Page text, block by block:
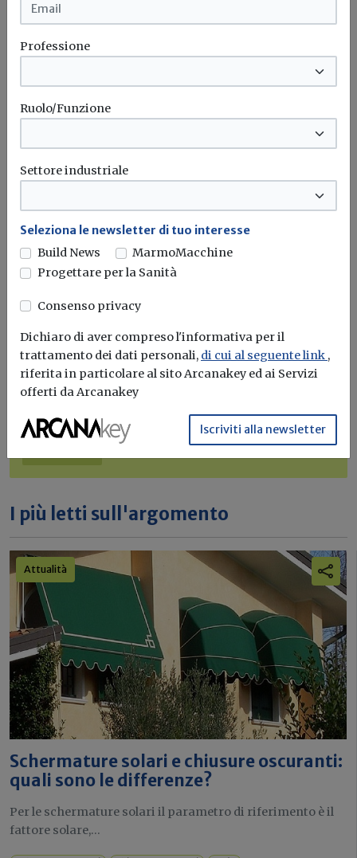
Iscriviti alla newsletter di
Build News
Rimani aggiornato sulle ultime
novità in campo di efficienza
energetica e sostenibilità edile
I più letti sull'argomento
Attualità
Schermature solari e chiusure oscuranti:
quali sono le differenze?
Per le schermature solari il parametro di riferimento è il
fattore solare,...
Professione
Ruolo/Funzione
Settore industriale
Seleziona le newsletter di tuo interesse
Build News
MarmoMacchine
Progettare per la Sanità
Consenso privacy
Dichiaro di aver compreso l'informativa per il
trattamento dei dati personali, di cui al seguente link ,
riferita in particolare al sito Arcanakey ed ai Servizi
offerti da Arcanakey
Iscriviti alla newsletter